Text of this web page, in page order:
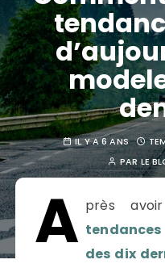
IL Y A 6 ANS
PARLE
A près
des dix